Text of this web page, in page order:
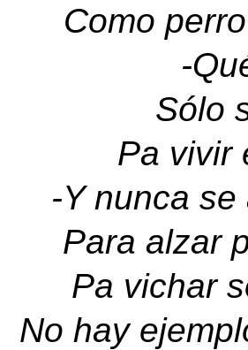
Como
-
Sólo
Pa vivir
-Y nunca
Para alzar
Pa vichar
No hay